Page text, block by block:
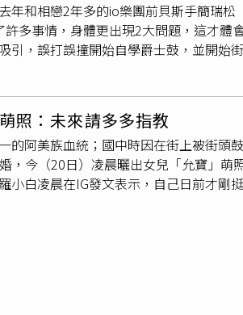
年和相戀2年多的io樂團前貝斯手簡瑞松
多事情，身體更出現2大問題，這才體
，誤打誤撞開始自學爵士鼓，並開始
上，讓她爆紅踏進演藝圈，不僅發行
入演藝圈。（圖／翻攝自羅小白S.white
「經歷了很多不可思議的事」，最大的
頭都是頭髮，不只如此，就連嬰兒床還
的必經過程，於是樂觀告訴自己：「嗯
白S.white臉書）此外，現年27歲的羅
就是舞蹈人有傷沒什麼了不起的」，
括長期抱孩子超過負荷，以及一直餵
始復健後，決定要撥出時間鍛鍊自己的
照：未來請多多指教
的阿美族血統；國中時因在街上被街頭
今（20日）凌晨曬出女兒「允寶」萌
白凌晨在IG發文表示，自己日前才剛
婆肚子裡的寶貝女兒焦慮喊話，「女鵝
。羅小白回憶自己生產過程，自己和女